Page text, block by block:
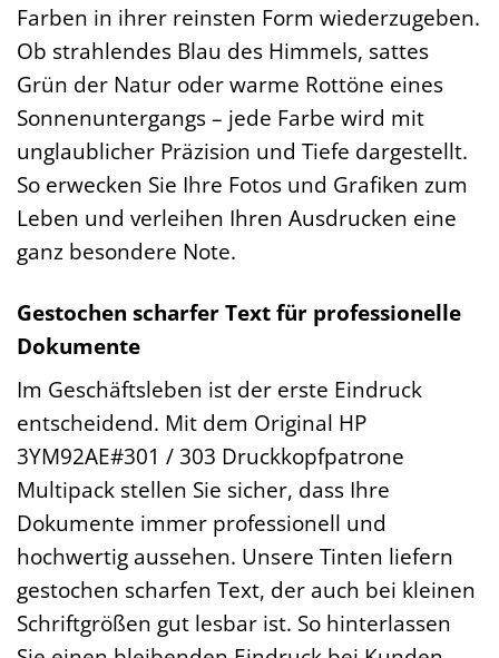
Farben in ihrer reinsten Form wiederzugeben.
Ob strahlendes Blau des Himmels, sattes
Grün der Natur oder warme Rottöne eines
Sonnenuntergangs – jede Farbe wird mit
unglaublicher Präzision und Tiefe dargestellt.
So erwecken Sie Ihre Fotos und Grafiken zum
Leben und verleihen Ihren Ausdrucken eine
ganz besondere Note.
Gestochen scharfer Text für professionelle
Dokumente
Im Geschäftsleben ist der erste Eindruck
entscheidend. Mit dem Original HP
3YM92AE#301 / 303 Druckkopfpatrone
Multipack stellen Sie sicher, dass Ihre
Dokumente immer professionell und
hochwertig aussehen. Unsere Tinten liefern
gestochen scharfen Text, der auch bei kleinen
Schriftgrößen gut lesbar ist. So hinterlassen